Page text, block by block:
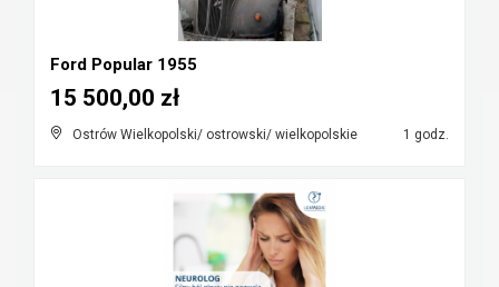
Ford Popular 1955
Ostrów Wielkopolski/ ostrowski/ wielkopolskie 1 godz.
15 500,00 zł